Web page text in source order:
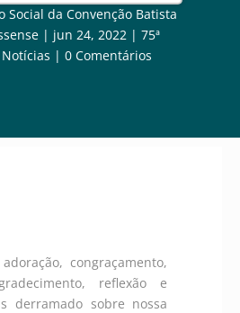
Social da Convenção Batista
jun 24, 2022
75ª
Notícias 0 Comentários
congraçamento,
reflexão e
derramado sobre nossa